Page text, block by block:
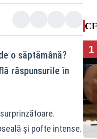
o săptămână?
răspunsurile în
și pofte intense.
1